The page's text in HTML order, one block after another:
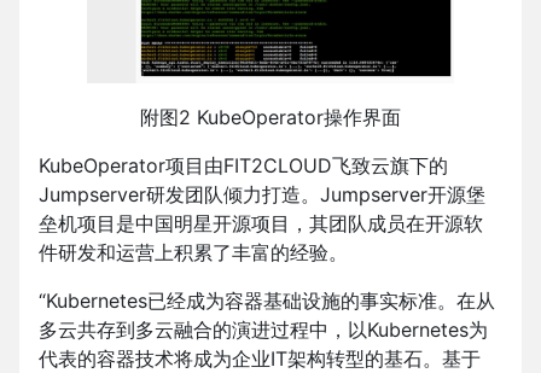
附图2 KubeOperator操作界面
KubeOperator项目由FIT2CLOUD飞致云旗下的
Jumpserver研发团队倾力打造。Jumpserver开源堡
垒机项目是中国明星开源项目，其团队成员在开源软
件研发和运营上积累了丰富的经验。
“Kubernetes已经成为容器基础设施的事实标准。在从
多云共存到多云融合的演进过程中，以Kubernetes为
代表的容器技术将成为企业IT架构转型的基石。基于